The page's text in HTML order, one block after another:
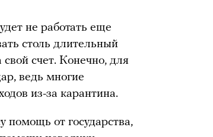
не работать еще
столь длительный
счет. Конечно, для
ведь многие
из-за карантина.
помощь от государства,